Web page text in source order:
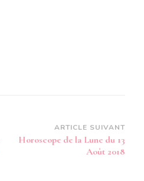
ARTICLE SUIVANT
Horoscope de la Lune du 13
Août 2018